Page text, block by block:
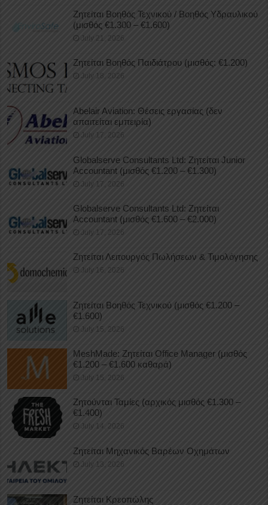
Ζητείται Βοηθός Τεχνικού / Βοηθός Υδραυλικού
(μισθός €1.300 – €1.600)
July 21, 2026
Ζητείται Βοηθός Παιδιάτρου (μισθός: €1.200)
July 18, 2026
Abelair Aviation: Θέσεις εργασίας (δεν
απαιτείται εμπειρία)
July 17, 2026
Globalserve Consultants Ltd: Ζητείται Junior
Accountant (μισθός €1.200 – €1.300)
July 17, 2026
Globalserve Consultants Ltd: Ζητείται
Accountant (μισθός €1.600 – €2.000)
July 17, 2026
Ζητείται Λειτουργός Πωλήσεων & Τιμολόγησης
July 16, 2026
Ζητείται Βοηθός Τεχνικού (μισθός €1.200 –
€1.600)
July 15, 2026
MeshMade: Ζητείται Office Manager (μισθός
€1.200 – €1.600 καθαρά)
July 15, 2026
Ζητούνται Ταμίες (αρχικός μισθός €1.300 –
€1.400)
July 14, 2026
Ζητείται Μηχανικός Βαρέων Οχημάτων
July 13, 2026
Ζητείται Κρεοπώλης